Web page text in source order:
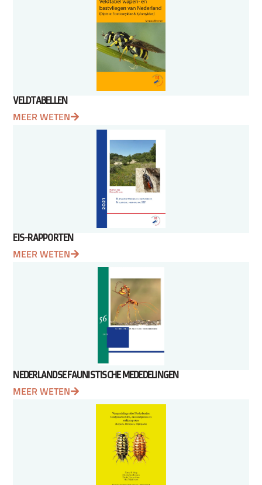
VELDTABELLEN
MEER WETEN
EIS-RAPPORTEN
MEER WETEN
NEDERLANDSE FAUNISTISCHE MEDEDELINGEN
MEER WETEN